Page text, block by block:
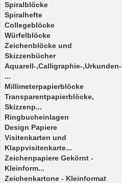
Spiralblöcke
Spiralhefte
Collegeblöcke
Würfelblöcke
Zeichenblöcke und
Skizzenbücher
Aquarell-,Calligraphie-,Urkunden-
...
Millimeterpapierblöcke
Transparentpapierblöcke,
Skizzenp...
Ringbucheinlagen
Design Papiere
Visitenkarten und
Klappvisitenkarte...
Zeichenpapiere Gekörnt -
Kleinform...
Zeichenkartone - Kleinformat